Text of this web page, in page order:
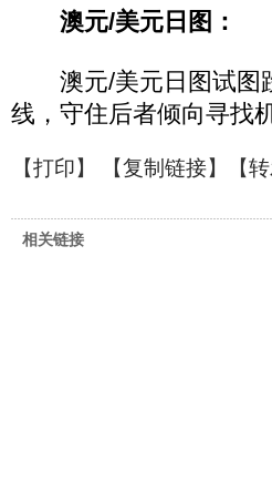
澳元/美元日图：
澳元/美元日图试图
线，守住后者倾向寻找
【打印】 【复制链接】【
相关链接